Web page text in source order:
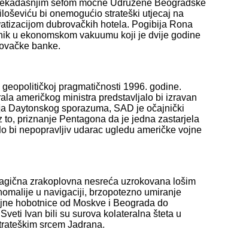
šefom moćne Udružene Beogradske
bi onemogućio strateški utjecaj na
dubrovačkih hotela. Pogibija Rona
u ekonomskom vakuumu koji je dvije godine
banke.
pragmatičnosti 1996. godine.
američkog ministra predstavljalo bi izravan
Daytonskog sporazuma, SAD je očajnički
priznanje Pentagona da je jedna zastarjela
bi nepopravljiv udarac ugledu američke vojne
zrakoplovna nesreća uzrokovana lošim
u navigaciji, brzopotezno umiranje
hobotnice od Moskve i Beograda do
Ivan bili su surova kolateralna šteta u
srcem Jadrana.